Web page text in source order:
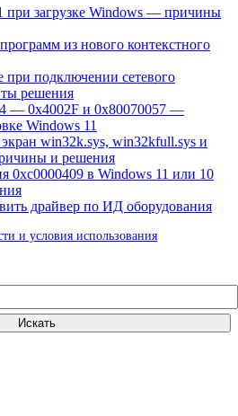
при загрузке Windows — причины
из нового контекстного
подключении сетевого
решения
— 0x4002F и 0x80070057 —
Windows 11
win32k.sys, win32kfull.sys и
и решения
0xc0000409 в Windows 11 или 10
драйвер по ИД оборудования
и условия использования
Искать